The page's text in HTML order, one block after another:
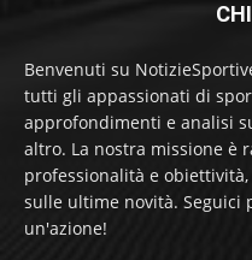
Benvenuti su
tutti gli appassionati di
approfondimenti e analisi
altro. La nostra missione è
professionalità e
sulle ultime novità. Seguici
un'azione!